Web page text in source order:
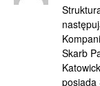
Skarb
posiada